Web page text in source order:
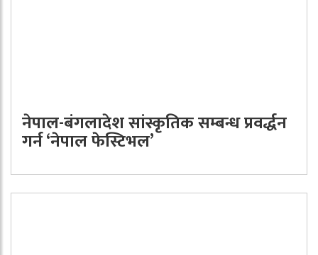
नेपाल-बंगलादेश सांस्कृतिक सम्बन्ध प्रवर्द्धन
गर्न ‘नेपाल फेस्टिभल’